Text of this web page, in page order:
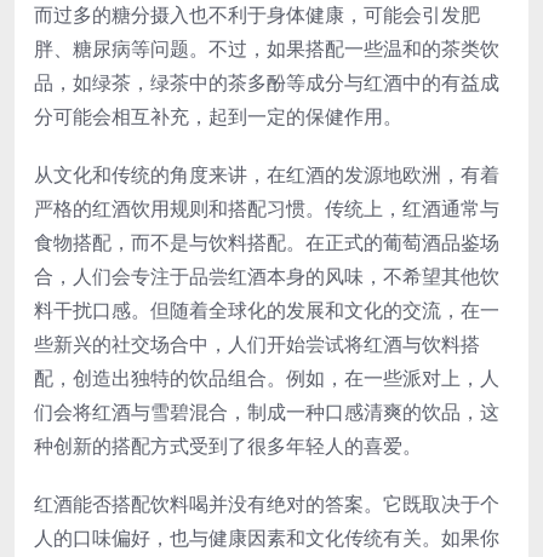
而过多的糖分摄入也不利于身体健康，可能会引发肥
胖、糖尿病等问题。不过，如果搭配一些温和的茶类饮
品，如绿茶，绿茶中的茶多酚等成分与红酒中的有益成
分可能会相互补充，起到一定的保健作用。
从文化和传统的角度来讲，在红酒的发源地欧洲，有着
严格的红酒饮用规则和搭配习惯。传统上，红酒通常与
食物搭配，而不是与饮料搭配。在正式的葡萄酒品鉴场
合，人们会专注于品尝红酒本身的风味，不希望其他饮
料干扰口感。但随着全球化的发展和文化的交流，在一
些新兴的社交场合中，人们开始尝试将红酒与饮料搭
配，创造出独特的饮品组合。例如，在一些派对上，人
们会将红酒与雪碧混合，制成一种口感清爽的饮品，这
种创新的搭配方式受到了很多年轻人的喜爱。
红酒能否搭配饮料喝并没有绝对的答案。它既取决于个
人的口味偏好，也与健康因素和文化传统有关。如果你